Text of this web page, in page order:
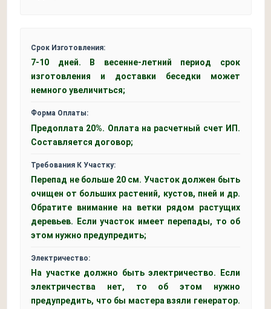
Срок Изготовления:
7-10 дней. В весенне-летний период срок
изготовления и доставки беседки может
немного увеличиться;
Форма Оплаты:
Предоплата 20%. Оплата на расчетный счет ИП.
Составляется договор;
Требования К Участку:
Перепад не больше 20 см. Участок должен быть
очищен от больших растений, кустов, пней и др.
Обратите внимание на ветки рядом растущих
деревьев. Если участок имеет перепады, то об
этом нужно предупредить;
Электричество:
На участке должно быть электричество. Если
электричества нет, то об этом нужно
предупредить, что бы мастера взяли генератор.